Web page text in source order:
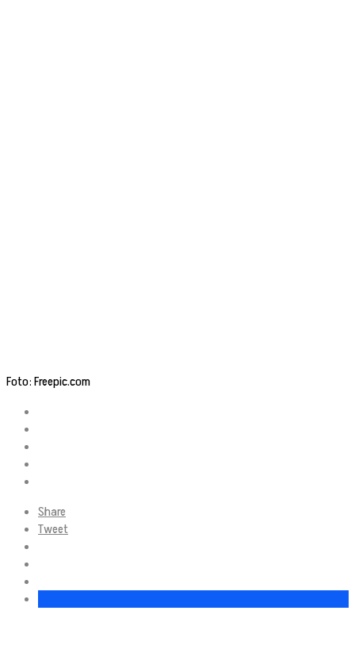
Foto: Freepic.com
Share
Tweet